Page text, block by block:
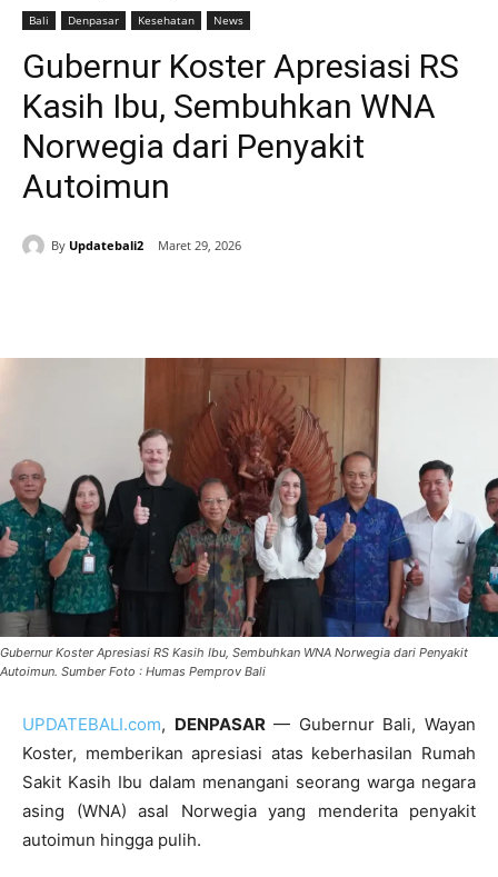
Bali Denpasar Kesehatan News
Gubernur Koster Apresiasi RS
Kasih Ibu, Sembuhkan WNA
Norwegia dari Penyakit
Autoimun
By Updatebali2 Maret 29, 2026
Gubernur Koster Apresiasi RS Kasih Ibu, Sembuhkan WNA Norwegia dari Penyakit
Autoimun. Sumber Foto : Humas Pemprov Bali
UPDATEBALI.com, DENPASAR— Gubernur Bali, Wayan
Koster, memberikan apresiasi atas keberhasilan Rumah
Sakit Kasih Ibu dalam menangani seorang warga negara
asing (WNA) asal Norwegia yang menderita penyakit
autoimun hingga pulih.